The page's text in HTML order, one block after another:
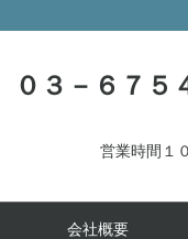
０３－６７５
営業時間１
会社概要